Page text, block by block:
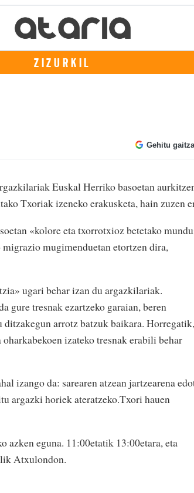
ZIZURKIL
Gehitu
Euskal Herriko basoetan
Txoriak izeneko erakusketa, hain zuzen
«kolore eta txorrotxioz betetako
mugimenduetan etortzen dira,
ugari behar izan du argazkilariak.
gure tresnak ezartzeko garaian, beren
ditzakegun arrotz batzuk baikara. Horregatik,
izateko tresnak erabili behar
izango da: sarearen atzean jartzearena
argazki horiek ateratzeko.Txori hauen
azken eguna. 11:00etatik 13:00etara, eta
Atxulondon.